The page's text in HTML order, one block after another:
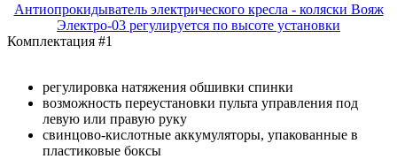
Антиопрокидыватель электрического кресла - коляски Вояж
Электро-03 регулируется по высоте установки
Комплектация #1
регулировка натяжения обшивки спинки
возможность переустановки пульта управления под
левую или правую руку
свинцово-кислотные аккумуляторы, упакованные в
пластиковые боксы